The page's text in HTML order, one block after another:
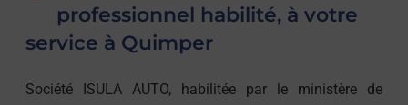
professionnel habilité, à votre
service à Quimper
Société ISULA AUTO, habilitée par le ministère de